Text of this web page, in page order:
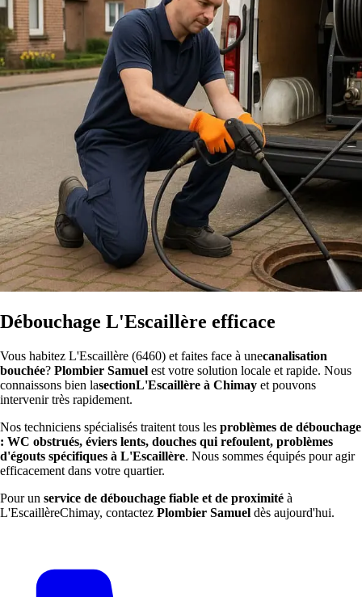
Débouchage L'Escaillère efficace
Vous habitez L'Escaillère (6460) et faites face à unecanalisation
bouchée? Plombier Samuel est votre solution locale et rapide. Nous
connaissons bien lasectionL'Escaillère à Chimay et pouvons
intervenir très rapidement.
Nos techniciens spécialisés traitent tous les problèmes de débouchage
: WC obstrués, éviers lents, douches qui refoulent, problèmes
d'égouts spécifiques à L'Escaillère. Nous sommes équipés pour agir
efficacement dans votre quartier.
Pour un service de débouchage fiable et de proximité à
L'EscaillèreChimay, contactez Plombier Samuel dès aujourd'hui.